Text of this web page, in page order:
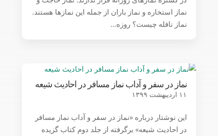
نماز استخاره و نماز باران از جمله این نمازها هستند.
نماز نافله چیست؟ روزه...
نماز در سفر و آداب نماز مسافر در احادیث شیعه
۱۱ اردیبهشت ۱۳۹۹
این نوشتار درباره «نماز در سفر و آداب نماز مسافر
در احادیث شیعه» برگرفته از جلد دوم کتاب گزیده